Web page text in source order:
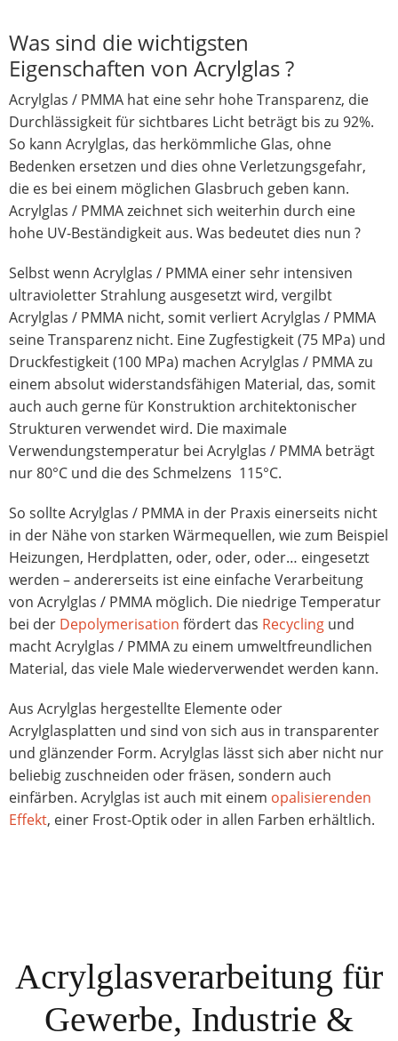
Was sind die wichtigsten
Eigenschaften von Acrylglas ?
Acrylglas / PMMA hat eine sehr hohe Transparenz, die
Durchlässigkeit für sichtbares Licht beträgt bis zu 92%.
So kann Acrylglas, das herkömmliche Glas, ohne
Bedenken ersetzen und dies ohne Verletzungsgefahr,
die es bei einem möglichen Glasbruch geben kann.
Acrylglas / PMMA zeichnet sich weiterhin durch eine
hohe UV-Beständigkeit aus. Was bedeutet dies nun ?
Selbst wenn Acrylglas / PMMA einer sehr intensiven
ultravioletter Strahlung ausgesetzt wird, vergilbt
Acrylglas / PMMA nicht, somit verliert Acrylglas / PMMA
seine Transparenz nicht. Eine Zugfestigkeit (75 MPa) und
Druckfestigkeit (100 MPa) machen Acrylglas / PMMA zu
einem absolut widerstandsfähigen Material, das, somit
auch auch gerne für Konstruktion architektonischer
Strukturen verwendet wird. Die maximale
Verwendungstemperatur bei Acrylglas / PMMA beträgt
nur 80°C und die des Schmelzens 115°C.
So sollte Acrylglas / PMMA in der Praxis einerseits nicht
in der Nähe von starken Wärmequellen, wie zum Beispiel
Heizungen, Herdplatten, oder, oder, oder… eingesetzt
werden – andererseits ist eine einfache Verarbeitung
von Acrylglas / PMMA möglich. Die niedrige Temperatur
bei der Depolymerisation fördert das Recycling und
macht Acrylglas / PMMA zu einem umweltfreundlichen
Material, das viele Male wiederverwendet werden kann.
Aus Acrylglas hergestellte Elemente oder
Acrylglasplatten und sind von sich aus in transparenter
und glänzender Form. Acrylglas lässt sich aber nicht nur
beliebig zuschneiden oder fräsen, sondern auch
einfärben. Acrylglas ist auch mit einem opalisierenden
Effekt, einer Frost-Optik oder in allen Farben erhältlich.
Acrylglasverarbeitung für
Gewerbe, Industrie &